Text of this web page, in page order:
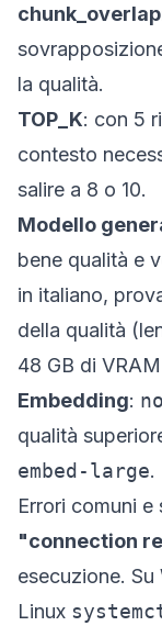
chunk_overlap
la qualità.
TOP_K: con 5
contesto
salire a 8 o 10.
Modello
bene qualità e
in italiano,
della qualità
48 GB di
Embedding:
qualità
embed-large.
Errori comuni e
"connection
esecuzione.
Linux